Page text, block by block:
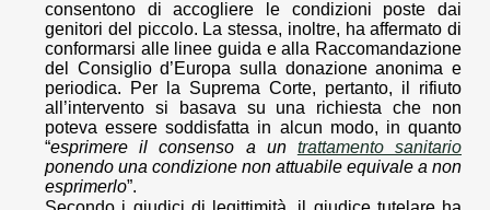
consentono di accogliere le condizioni poste dai
genitori del piccolo. La stessa, inoltre, ha affermato di
conformarsi alle linee guida e alla Raccomandazione
del Consiglio d’Europa sulla donazione anonima e
periodica. Per la Suprema Corte, pertanto, il rifiuto
all’intervento si basava su una richiesta che non
poteva essere soddisfatta in alcun modo, in quanto
“esprimere il consenso a un trattamento sanitario
ponendo una condizione non attuabile equivale a non
esprimerlo”.